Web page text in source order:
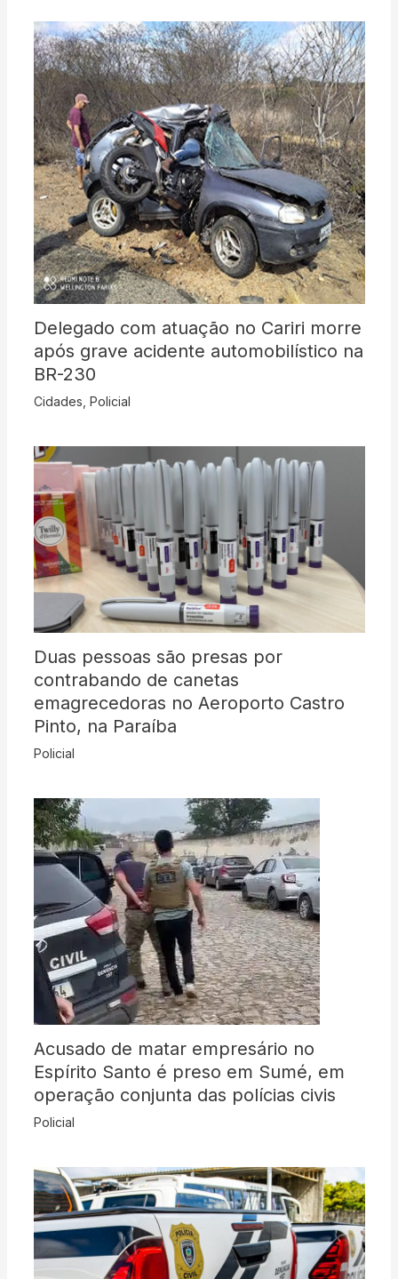
Delegado com atuação no Cariri morre
após grave acidente automobilístico na
BR-230
Cidades Policial
Duas pessoas são presas por
contrabando de canetas
emagrecedoras no Aeroporto Castro
Pinto, na Paraíba
Policial
Acusado de matar empresário no
Espírito Santo é preso em Sumé, em
operação conjunta das polícias civis
Policial